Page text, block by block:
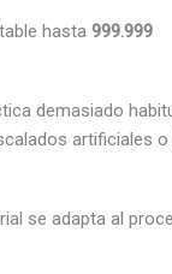
hasta 999.999
demasiado
artificiales
se adapta al